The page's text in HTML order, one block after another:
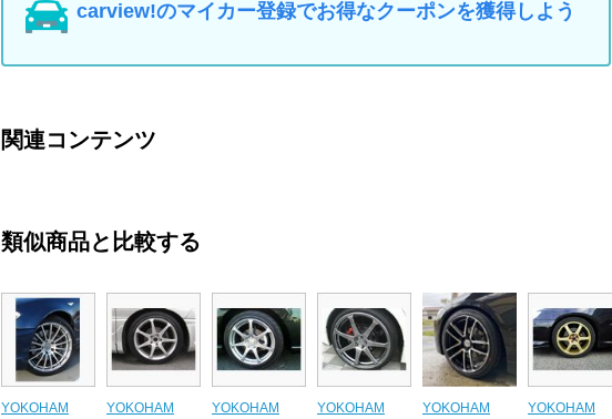
carview!のマイカー登録でお得なクーポンを獲得しよう
関連コンテンツ
類似商品と比較する
YOKOHAM
YOKOHAM
YOKOHAM
YOKOHAM
YOKOHAM
YOKOHAM